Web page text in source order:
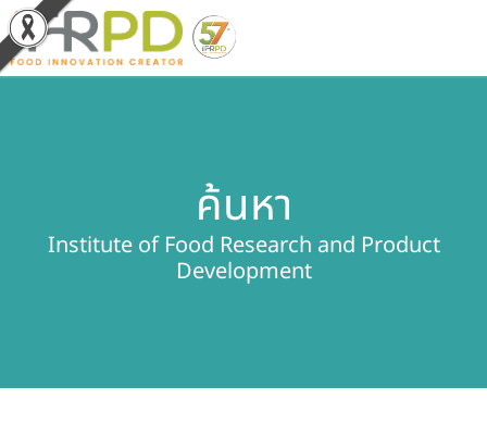
ผลงานวิจัยและนวัตกรรม
ผลิตภัณฑ์และจำหน่าย
ค้นหา
Institute of Food Research and Product
Development